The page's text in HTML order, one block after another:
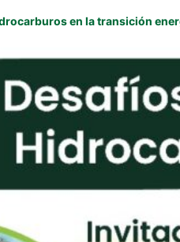
en la transición